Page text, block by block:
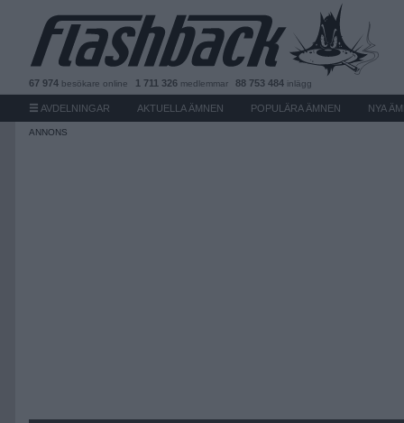
67 974 besökare online 1 711 326 medlemmar 88 753 484 inlägg
AVDELNINGAR AKTUELLA ÄMNEN POPULÄRA ÄMNEN NYA